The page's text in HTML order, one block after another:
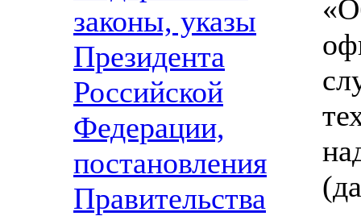
законы, указы
Президента
Российской
Федерации,
постановления
Правительства